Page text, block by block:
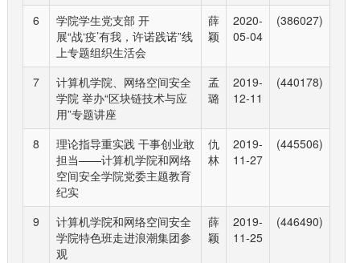
6
学院学生党支部 开
展“战‘疫’有我，许诺践诺”线
上专题组织生活会
薛
颖
2020-
05-04
(386027)
7
计算机学院、网络空间安全
学院 举办“区块链技术与应
用”专题讲座
孟
璐
2019-
12-11
(440178)
8
理论指导重实践 干事创业敢
担当——计算机学院和网络
空间安全学院党委主题教育
纪实
仇
林
2019-
11-27
(445506)
9
计算机学院和网络空间安全
学院特色班走进浪潮集团参
观
薛
颖
2019-
11-25
(446490)